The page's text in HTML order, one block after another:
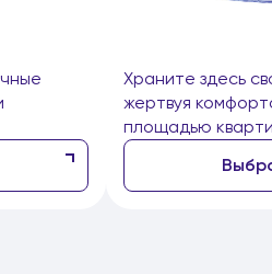
Храните здесь
жертвуя
площадью